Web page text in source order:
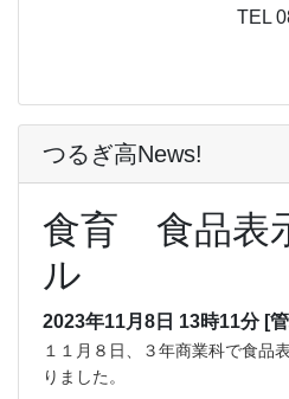
TEL 0883-
つるぎ高News!
食育 食品表
ル
2023年11月8日 13時11分 [
１１月８日、３年商業科で食品
りました。